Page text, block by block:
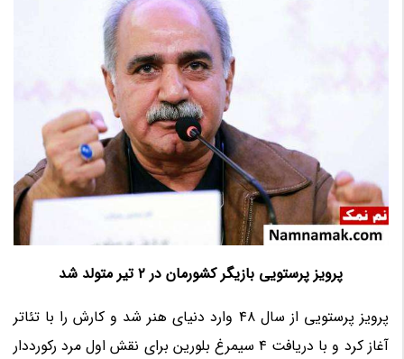
پرویز پرستویی بازیگر کشورمان در 2 تیر متولد شد
پرویز پرستویی از سال 48 وارد دنیای هنر شد و کارش را با تئاتر
آغاز کرد و با دریافت 4 سیمرغ بلورین برای نقش اول مرد رکورددار